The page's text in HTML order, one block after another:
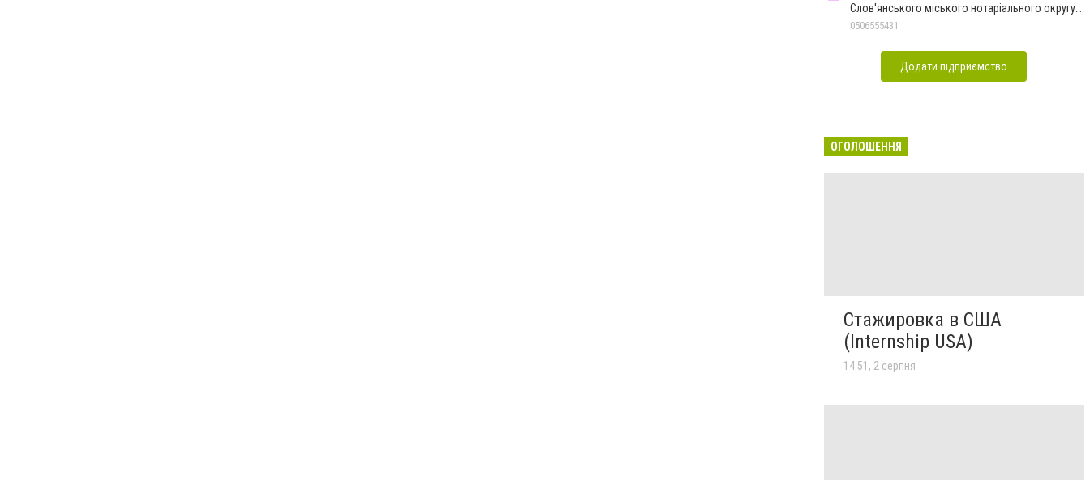
Слов'янського міського нотаріального округу
Дон.обл.
0506555431
Додати підприємство
ОГОЛОШЕННЯ
Стажировка в США
(Internship USA)
14:51, 2 серпня